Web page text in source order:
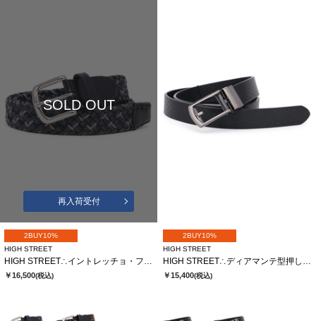
SOLD OUT
再入荷受付
2BUY10%
HIGH STREET
HIGH STREET∴イントレッチョ・フォルテメッシュベルト
￥16,500(税込)
2BUY10%
HIGH STREET
HIGH STREET∴ディアマンテ型押しコンフォートベルト
￥15,400(税込)